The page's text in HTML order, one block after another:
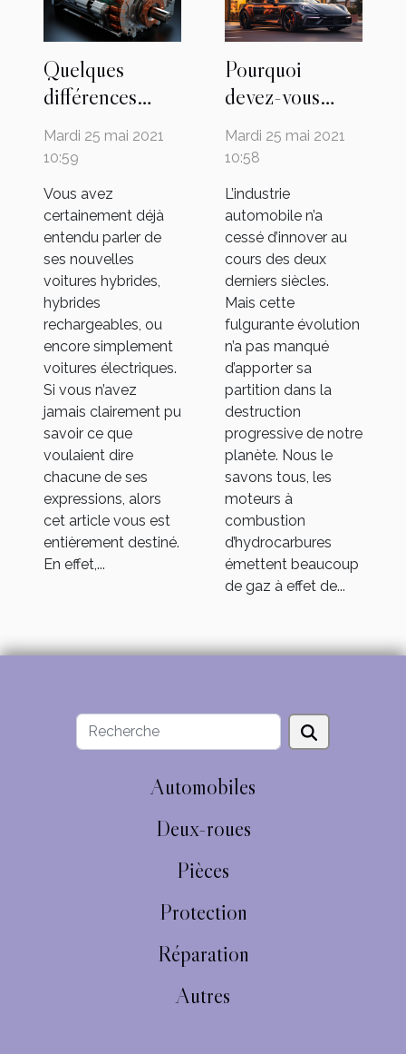
Quelques
différences
spécifiques
entre les
hybrides et les
moteurs
électriques
Mardi 25 mai 2021
10:59
Vous avez
certainement déjà
entendu parler de
ses nouvelles
voitures hybrides,
hybrides
rechargeables, ou
encore simplement
voitures électriques.
Si vous n’avez
jamais clairement pu
savoir ce que
voulaient dire
chacune de ses
expressions, alors
cet article vous est
entièrement destiné.
En effet,...
Pourquoi
devez-vous
passer aux
véhicules
Mardi 25 mai 2021
10:58
L’industrie
automobile n’a
cessé d’innover au
cours des deux
derniers siècles.
Mais cette
fulgurante évolution
n’a pas manqué
d’apporter sa
partition dans la
destruction
progressive de notre
planète. Nous le
savons tous, les
moteurs à
combustion
d’hydrocarbures
émettent beaucoup
de gaz à effet de...
Automobiles
Deux-roues
Pièces
Protection
Réparation
Autres